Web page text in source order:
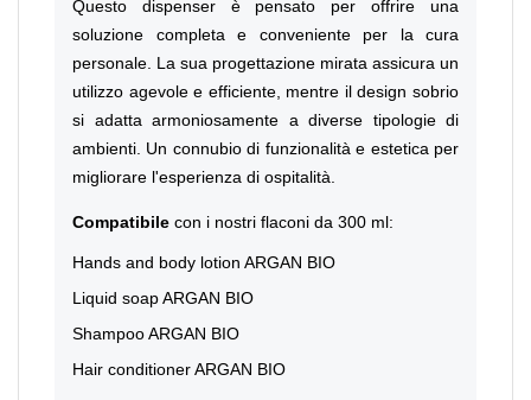
Questo dispenser è pensato per offrire una
soluzione completa e conveniente per la cura
personale. La sua progettazione mirata assicura un
utilizzo agevole e efficiente, mentre il design sobrio
si adatta armoniosamente a diverse tipologie di
ambienti. Un connubio di funzionalità e estetica per
migliorare l'esperienza di ospitalità.
Compatibile con i nostri flaconi da 300 ml:
Hands and body lotion ARGAN BIO
Liquid soap ARGAN BIO
Shampoo ARGAN BIO
Hair conditioner ARGAN BIO